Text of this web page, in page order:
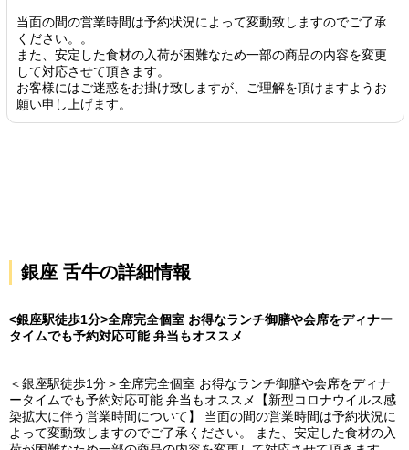
当面の間の営業時間は予約状況によって変動致しますのでご了承
ください。。
また、安定した食材の入荷が困難なため一部の商品の内容を変更
して対応させて頂きます。
お客様にはご迷惑をお掛け致しますが、ご理解を頂けますようお
願い申し上げます。
銀座 舌牛の詳細情報
<銀座駅徒歩1分>全席完全個室 お得なランチ御膳や会席をディナー
タイムでも予約対応可能 弁当もオススメ
＜銀座駅徒歩1分＞全席完全個室 お得なランチ御膳や会席をディナ
ータイムでも予約対応可能 弁当もオススメ【新型コロナウイルス感
染拡大に伴う営業時間について】 当面の間の営業時間は予約状況に
よって変動致しますのでご了承ください。 また、安定した食材の入